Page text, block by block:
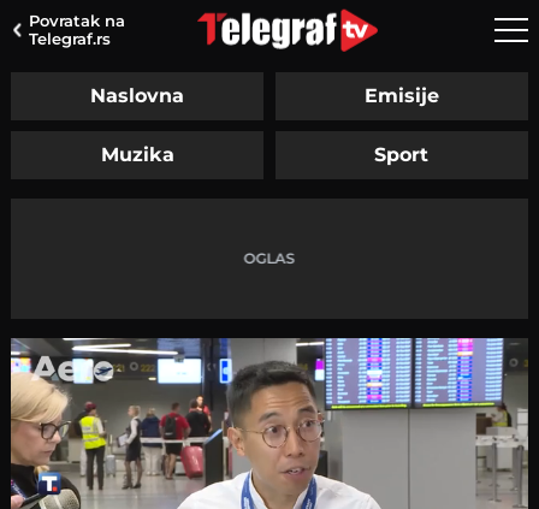
Povratak na
Telegraf.rs
Naslovna Emisije
Muzika Sport